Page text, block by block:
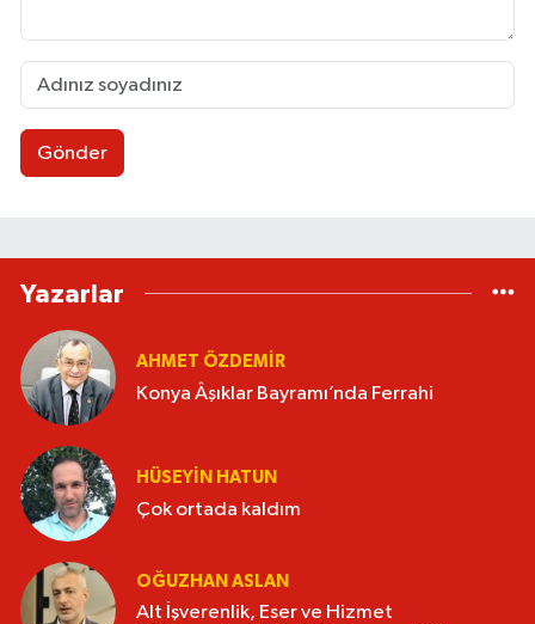
Gönder
Yazarlar
AHMET ÖZDEMIR
Konya Âşıklar Bayramı’nda Ferrahi
HÜSEYIN HATUN
Çok ortada kaldım
OĞUZHAN ASLAN
Alt İşverenlik, Eser ve Hizmet